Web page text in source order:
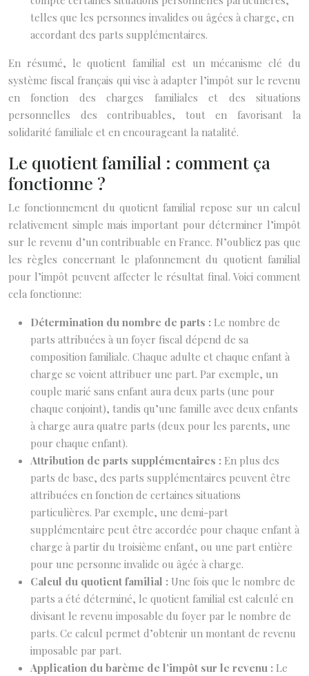
telles que les personnes invalides ou âgées à charge, en
accordant des parts supplémentaires.
En résumé, le quotient familial est un mécanisme clé du
système fiscal français qui vise à adapter l’impôt sur le revenu
en fonction des charges familiales et des situations
personnelles des contribuables, tout en favorisant la
solidarité familiale et en encourageant la natalité.
Le quotient familial : comment ça
fonctionne ?
Le fonctionnement du quotient familial repose sur un calcul
relativement simple mais important pour déterminer l’impôt
sur le revenu d’un contribuable en France. N’oubliez pas que
les règles concernant le plafonnement du quotient familial
pour l’impôt peuvent affecter le résultat final. Voici comment
cela fonctionne:
Détermination du nombre de parts : Le nombre de
parts attribuées à un foyer fiscal dépend de sa
composition familiale. Chaque adulte et chaque enfant à
charge se voient attribuer une part. Par exemple, un
couple marié sans enfant aura deux parts (une pour
chaque conjoint), tandis qu’une famille avec deux enfants
à charge aura quatre parts (deux pour les parents, une
pour chaque enfant).
Attribution de parts supplémentaires : En plus des
parts de base, des parts supplémentaires peuvent être
attribuées en fonction de certaines situations
particulières. Par exemple, une demi-part
supplémentaire peut être accordée pour chaque enfant à
charge à partir du troisième enfant, ou une part entière
pour une personne invalide ou âgée à charge.
Calcul du quotient familial : Une fois que le nombre de
parts a été déterminé, le quotient familial est calculé en
divisant le revenu imposable du foyer par le nombre de
parts. Ce calcul permet d’obtenir un montant de revenu
imposable par part.
Application du barème de l’impôt sur le revenu : Le